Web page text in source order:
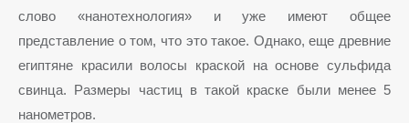
слово «нанотехнология» и уже имеют общее
представление о том, что это такое. Однако, еще древние
египтяне красили волосы краской на основе сульфида
свинца. Размеры частиц в такой краске были менее 5
нанометров.